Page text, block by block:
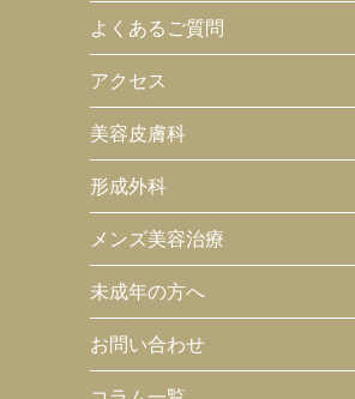
よくあるご質問
アクセス
美容皮膚科
形成外科
メンズ美容治療
未成年の方へ
お問い合わせ